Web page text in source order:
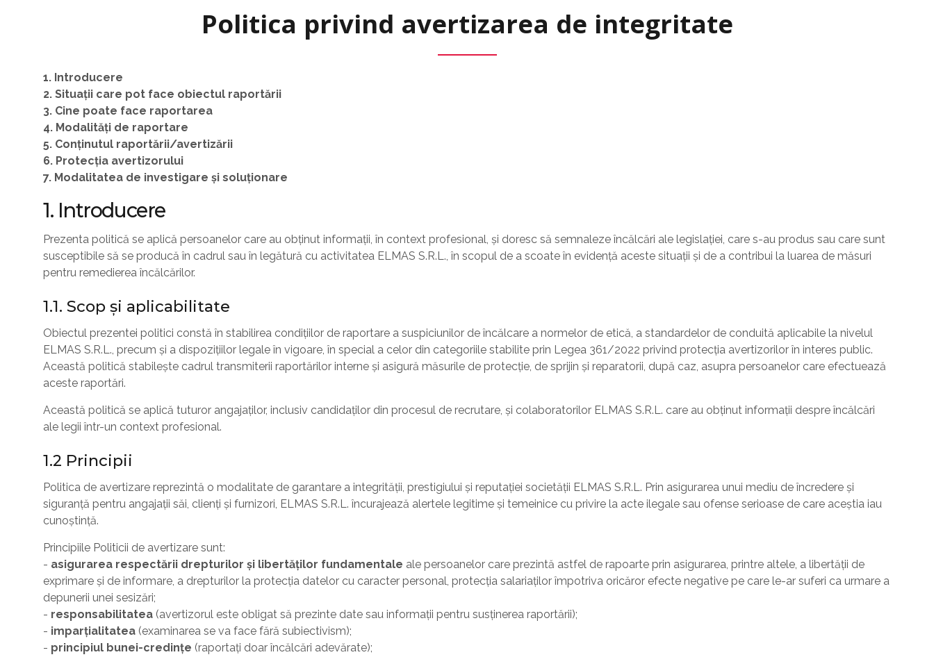
Politica privind avertizarea de integritate
1. Introducere
2. Situații care pot face obiectul raportării
3. Cine poate face raportarea
4. Modalități de raportare
5. Conținutul raportării/avertizării
6. Protecția avertizorului
7. Modalitatea de investigare și soluționare
1. Introducere
Prezenta politică se aplică persoanelor care au obținut informații, în context profesional, și doresc să semnaleze încălcări ale legislației, care s-au produs sau care sunt
susceptibile să se producă în cadrul sau în legătură cu activitatea ELMAS S.R.L., în scopul de a scoate în evidență aceste situații și de a contribui la luarea de măsuri
pentru remedierea încălcărilor.
1.1. Scop și aplicabilitate
Obiectul prezentei politici constă în stabilirea condițiilor de raportare a suspiciunilor de încălcare a normelor de etică, a standardelor de conduită aplicabile la nivelul
ELMAS S.R.L., precum și a dispozițiilor legale în vigoare, în special a celor din categoriile stabilite prin Legea 361/2022 privind protecția avertizorilor în interes public.
Această politică stabilește cadrul transmiterii raportărilor interne și asigură măsurile de protecție, de sprijin și reparatorii, după caz, asupra persoanelor care efectuează
aceste raportări.
Această politică se aplică tuturor angajaților, inclusiv candidaților din procesul de recrutare, și colaboratorilor ELMAS S.R.L. care au obținut informații despre încălcări
ale legii într-un context profesional.
1.2 Principii
Politica de avertizare reprezintă o modalitate de garantare a integrității, prestigiului și reputației societății ELMAS S.R.L. Prin asigurarea unui mediu de încredere și
siguranță pentru angajații săi, clienți și furnizori, ELMAS S.R.L. încurajează alertele legitime și temeinice cu privire la acte ilegale sau ofense serioase de care aceștia iau
cunoștință.
Principiile Politicii de avertizare sunt:
- asigurarea respectării drepturilor și libertăților fundamentale ale persoanelor care prezintă astfel de rapoarte prin asigurarea, printre altele, a libertății de
exprimare și de informare, a drepturilor la protecția datelor cu caracter personal, protecția salariaților împotriva oricăror efecte negative pe care le-ar suferi ca urmare a
depunerii unei sesizări;
- responsabilitatea (avertizorul este obligat să prezinte date sau informații pentru susținerea raportării);
- imparțialitatea (examinarea se va face fără subiectivism);
- principiul bunei-credințe (raportați doar încălcări adevărate);